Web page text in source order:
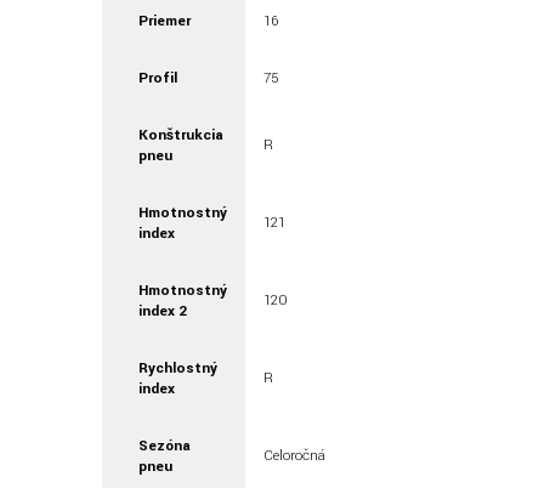
Priemer 16
Profil 75
Konštrukcia
pneu
R
Hmotnostný
index
121
Hmotnostný
index 2
120
Rychlostný
index
R
Sezóna
pneu
Celoročná